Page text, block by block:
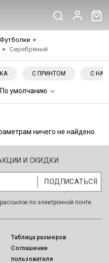
Футболки >
> Серебряный
С ПРИНТОМ С
По умолчанию
ничего не найдено.
И СКИДКИ
по электронной почте.
Таблица размеров
Соглашение
пользователя